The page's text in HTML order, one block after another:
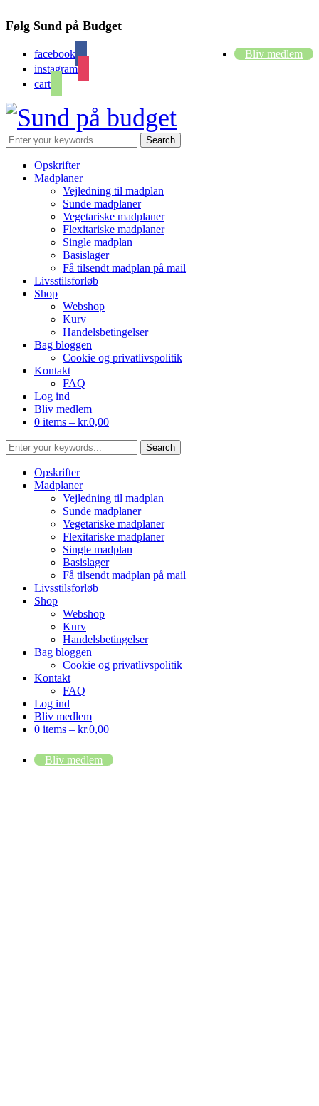
Følg Sund på Budget
facebook
instagram
cart
Bliv medlem
Opskrifter
Madplaner
Vejledning til madplan
Sunde madplaner
Vegetariske madplaner
Flexitariske madplaner
Single madplan
Basislager
Få tilsendt madplan på mail
Livsstilsforløb
Shop
Webshop
Kurv
Handelsbetingelser
Bag bloggen
Cookie og privatlivspolitik
Kontakt
FAQ
Log ind
Bliv medlem
0 items – kr.0,00
Opskrifter
Madplaner
Vejledning til madplan
Sunde madplaner
Vegetariske madplaner
Flexitariske madplaner
Single madplan
Basislager
Få tilsendt madplan på mail
Livsstilsforløb
Shop
Webshop
Kurv
Handelsbetingelser
Bag bloggen
Cookie og privatlivspolitik
Kontakt
FAQ
Log ind
Bliv medlem
0 items – kr.0,00
Bliv medlem